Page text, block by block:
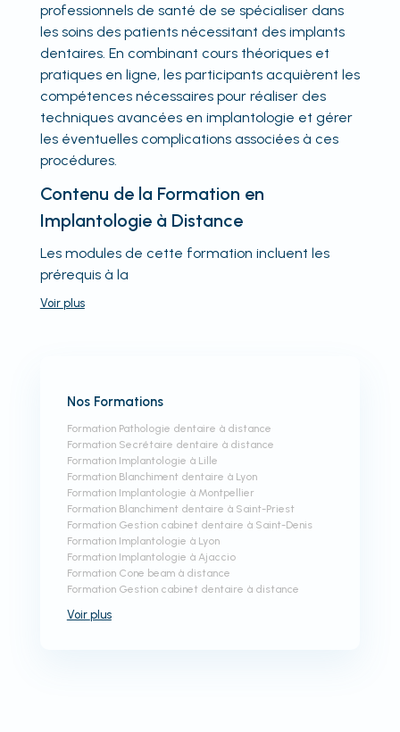
professionnels de santé de se spécialiser dans
les soins des patients nécessitant des implants
dentaires. En combinant cours théoriques et
pratiques en ligne, les participants acquièrent les
compétences nécessaires pour réaliser des
techniques avancées en implantologie et gérer
les éventuelles complications associées à ces
procédures.
Contenu de la Formation en
Implantologie à Distance
Les modules de cette formation incluent les
prérequis à la
Voir plus
Nos Formations
Formation Pathologie dentaire à distance
Formation Secrétaire dentaire à distance
Formation Implantologie à Lille
Formation Blanchiment dentaire à Lyon
Formation Implantologie à Montpellier
Formation Blanchiment dentaire à Saint-Priest
Formation Gestion cabinet dentaire à Saint-Denis
Formation Implantologie à Lyon
Formation Implantologie à Ajaccio
Formation Cone beam à distance
Formation Gestion cabinet dentaire à distance
Voir plus